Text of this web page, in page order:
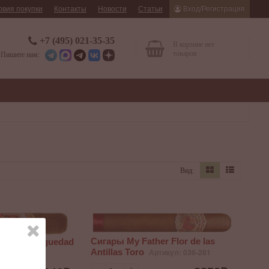
покупки Контакты Новости Статьи Вход/Регистрация
В корзине нет
+7 (495) 021-35-35
Пишите нам:
Вид:
La Antiguedad
Сигары My Father Flor de las
Antillas Toro